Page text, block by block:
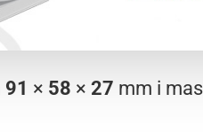
91 × 58 × 27 mm i